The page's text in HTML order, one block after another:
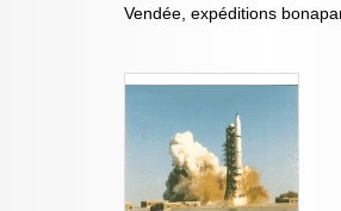
Vendée, expéditions